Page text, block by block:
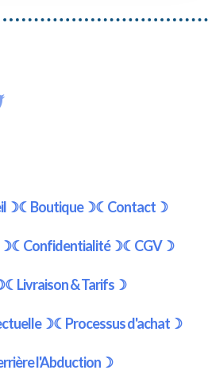
☾Boutique☽☾Contact☽
☾Confidentialité☽☾CGV☽
☾Livraison & Tarifs☽
☾Processus d'achat☽
l'Abduction☽